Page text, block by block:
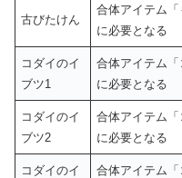
古びたけん
合体アイテム
に必要となる
コダイのイ
ブツ1
合体アイテム
に必要となる
コダイのイ
ブツ2
合体アイテム
に必要となる
コダイのイ
合体アイテム